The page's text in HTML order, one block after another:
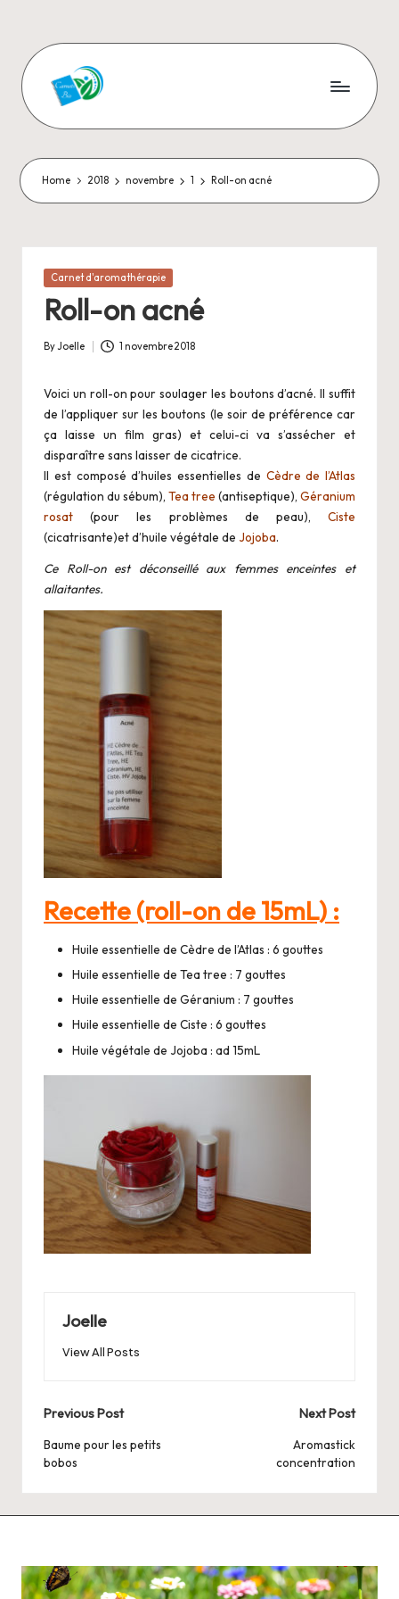
content
C
a
r
n
e
t
s
-
i
o
Cosmétiques
naturels
Home 2018 novembre 1 Roll-on acné
Posted
Carnet d'aromathérapie
Roll-on acné
Posted
ByJoelle 1 novembre 2018
Voici un roll-on pour soulager les boutons d’acné. Il suffit
de l’appliquer sur les boutons (le soir de préférence car
ça laisse un film gras) et celui-ci va s’assécher et
disparaître sans laisser de cicatrice.
Il est composé d’huiles essentielles de Cèdre de l’Atlas
(régulation du sébum), Tea tree (antiseptique), Géranium
rosat (pour les problèmes de peau), Ciste
(cicatrisante)et d’huile végétale de Jojoba.
Ce Roll-on est déconseillé aux femmes enceintes et
allaitantes.
Recette (roll-on de 15mL) :
Huile essentielle de Cèdre de l’Atlas : 6 gouttes
Huile essentielle de Tea tree : 7 gouttes
Huile essentielle de Géranium : 7 gouttes
Huile essentielle de Ciste : 6 gouttes
Huile végétale de Jojoba : ad 15mL
Joelle
View All Posts
Post
navigation
Previous Post
Baume pour les petits
bobos
Next Post
Aromastick
concentration